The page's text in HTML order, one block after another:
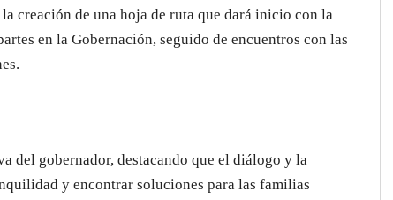
creación de una hoja de ruta que dará inicio con la
en la Gobernación, seguido de encuentros con las
del gobernador, destacando que el diálogo y la
y encontrar soluciones para las familias